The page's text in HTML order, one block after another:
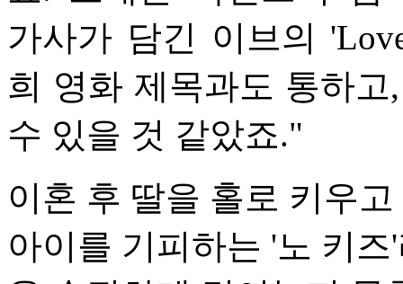
가사가 담긴 이브의
희 영화 제목과도 통하
수 있을 것 같았죠."
이혼 후 딸을 홀로 키우
아이를 기피하는 '노 키